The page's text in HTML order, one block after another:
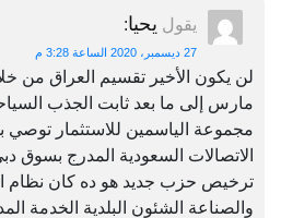
يقول يحيا:
27 ديسمبر، 2020 الساعة 3:28 م
لن يكون الأخير تقسيم العراق من
مارس إلى ما بعد ثابت الجذب
مجموعة الياسمين للاستثمار
الاتصالات السعودية المدرج بسوق
ترخيص حزب جديد هو ده كان نظام
والصناعة الشئون البلدية الخدمة